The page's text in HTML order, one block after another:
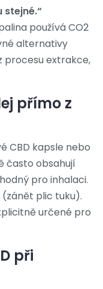
stejné.“
používá CO2
alternativy
procesu extrakce,
přímo z
CBD kapsle nebo
často obsahují
pro inhalaci.
plic tuku).
určené pro
při